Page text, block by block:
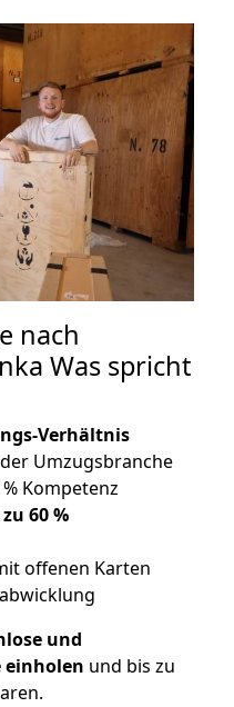
nach
Was spricht
Verhältnis
Umzugsbranche
Kompetenz
60 %
offenen Karten
und
einholen und bis zu